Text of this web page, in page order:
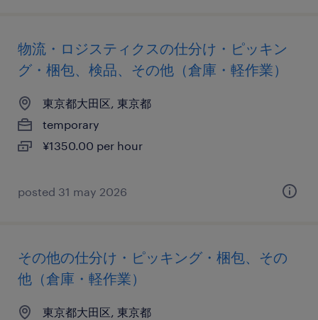
物流・ロジスティクスの仕分け・ピッキン
グ・梱包、検品、その他（倉庫・軽作業）
東京都大田区, 東京都
temporary
¥1350.00 per hour
posted 31 may 2026
その他の仕分け・ピッキング・梱包、その
他（倉庫・軽作業）
東京都大田区, 東京都